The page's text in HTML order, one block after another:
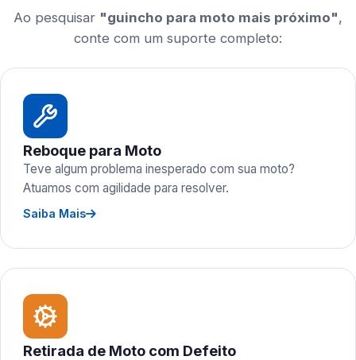
Ao pesquisar "guincho para moto mais próximo",
conte com um suporte completo:
Reboque para Moto
Teve algum problema inesperado com sua moto?
Atuamos com agilidade para resolver.
Saiba Mais
Retirada de Moto com Defeito